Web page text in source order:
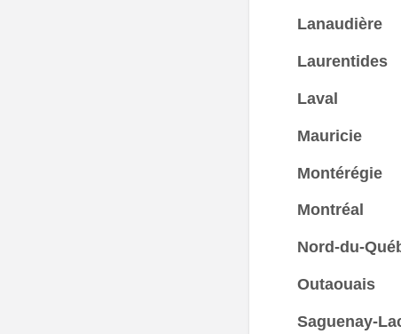
Lanaudière
Laurentides
Laval
Mauricie
Montérégie
Montréal
Nord-du-
Outaouais
Saguenay-